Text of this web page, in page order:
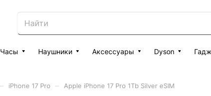
Часы Наушники Аксессуары Dyson
iPhone 17 Pro Apple iPhone 17 Pro 1Tb Silver eSIM